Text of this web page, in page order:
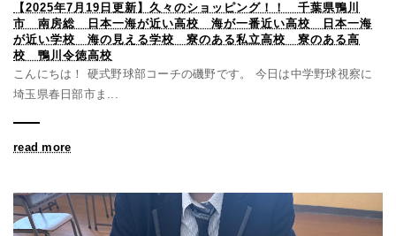
【2025年7月19日更新】久々のショッピング！！ 千葉県鴨川
市 南房総 日本一海が近い高校 海が一番近い高校 日本一海
が近い学校 海の見える学校 寮のある私立高校 寮のある高
校 鴨川令徳高校
こんにちは！ 硬式野球部コーチの磯野です。 今日は中学野球視察に
埼玉県春日部市ま...
read more